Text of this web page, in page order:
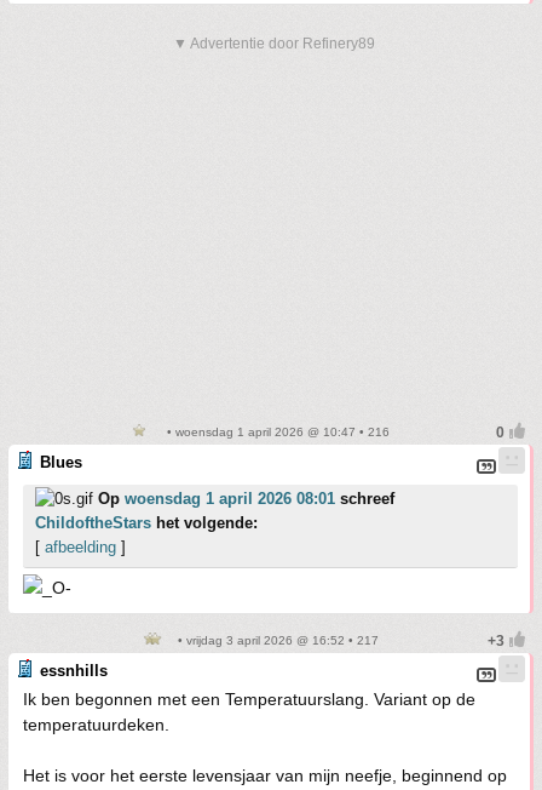
▼ Advertentie door Refinery89
• woensdag 1 april 2026 @ 10:47 • 216
Blues
Op woensdag 1 april 2026 08:01 schreef
ChildoftheStars het volgende:
[ afbeelding ]
• vrijdag 3 april 2026 @ 16:52 • 217
essnhills
Ik ben begonnen met een Temperatuurslang. Variant op de
temperatuurdeken.
Het is voor het eerste levensjaar van mijn neefje, beginnend op